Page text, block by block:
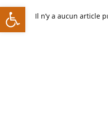
Ouvrir laIl n’y a aucun article